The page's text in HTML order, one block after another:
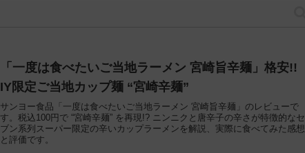
「一度は食べたいご当地ラーメン 宮崎旨辛麺」格安!!
IY限定ご当地カップ麺 “宮崎辛麺”
サンヨー食品「一度は食べたいご当地ラーメン 宮崎旨辛麺」のレビューで
す。税込100円で “宮崎辛麺” を再現!? ニンニクと唐辛子の辛さが特徴的なセ
ブン系列スーパー限定の辛いカップラーメンを解説、実際に食べてみた感想
と評価です。